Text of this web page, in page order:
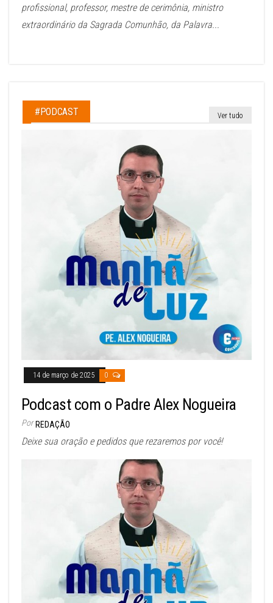
profissional, professor, mestre de cerimônia, ministro
extraordinário da Sagrada Comunhão, da Palavra...
#PODCAST Ver tudo
14 de março de 2025 0
Podcast com o Padre Alex Nogueira
Por REDAÇÃO
Deixe sua oração e pedidos que rezaremos por você!